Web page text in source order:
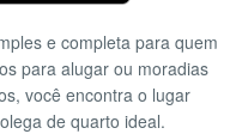
e completa para quem
para alugar ou moradias
você encontra o lugar
de quarto ideal.